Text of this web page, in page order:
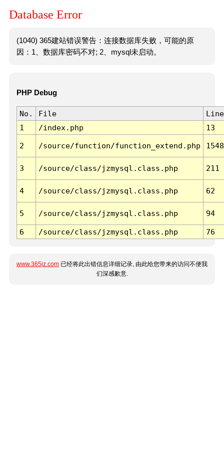
Database Error
(1040) 365建站错误警告：连接数据库失败，可能的原
因：1、数据库密码不对; 2、mysql未启动。
PHP Debug
No. File
Line
1
/index.php 13
2 /source/function/function_extend.php 1548
3 /source/class/jzmysql.class.php 211
4 /source/class/jzmysql.class.php 62
5 /source/class/jzmysql.class.php 94
6 /source/class/jzmysql.class.php 76
www.365jz.com 已经将此出错信息详细记录, 由此给您带来的访问不便我
们深感歉意.